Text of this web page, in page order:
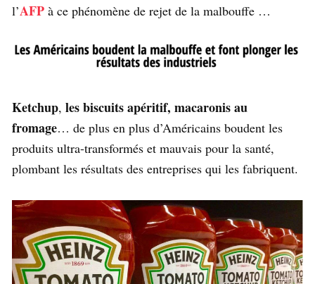
l’AFP à ce phénomène de rejet de la malbouffe …
Ketchup, les biscuits apéritif, macaronis au
fromage… de plus en plus d’Américains boudent les
produits ultra-transformés et mauvais pour la santé,
plombant les résultats des entreprises qui les fabriquent.